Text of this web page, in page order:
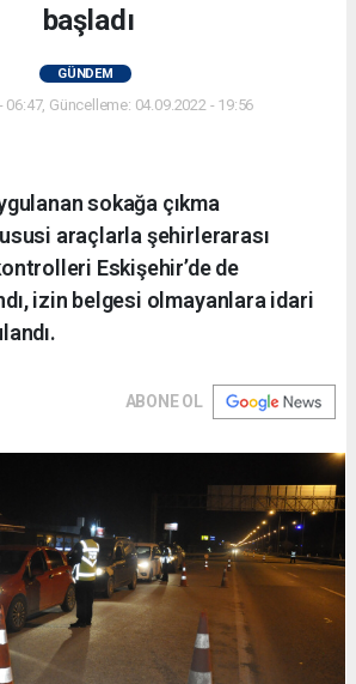
başladı
GÜNDEM
06:47, Güncelleme: 04.09.2022 - 19:56
sokağa çıkma
araçlarla şehirlerarası
Eskişehir’de de
izin belgesi olmayanlara idari
ABONE OL